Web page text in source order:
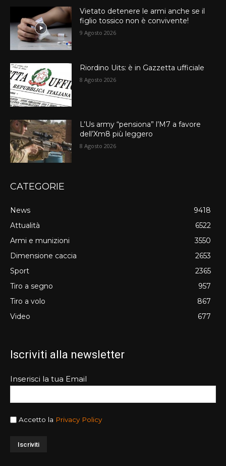
Vietato detenere le armi anche se il
figlio tossico non è convivente!
9 Agosto 2026
Riordino Uits: è in Gazzetta ufficiale
8 Agosto 2026
L’Us army “pensiona” l’M7 a favore
dell’Xm8 più leggero
8 Agosto 2026
CATEGORIE
News
9418
Attualità
6522
Armi e munizioni
3550
Dimensione caccia
2653
Sport
2365
Tiro a segno
957
Tiro a volo
867
Video
677
Iscriviti alla newsletter
Inserisci la tua Email
Accetto la Privacy Policy